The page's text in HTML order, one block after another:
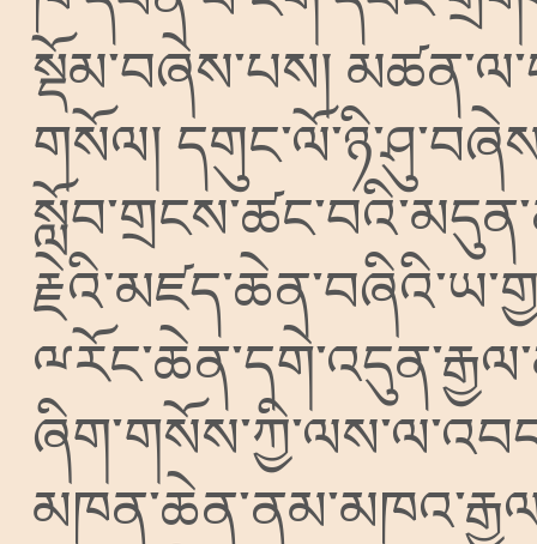
སྡོམ་བཞེས་པས།
གསོལ།